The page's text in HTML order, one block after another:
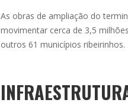
As obras de ampliação do
movimentar cerca de 3,5
outros 61 municípios ribeirinhos.